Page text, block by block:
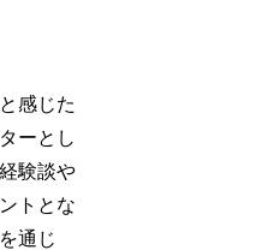
感じた
ーとし
験談や
トとな
通じ